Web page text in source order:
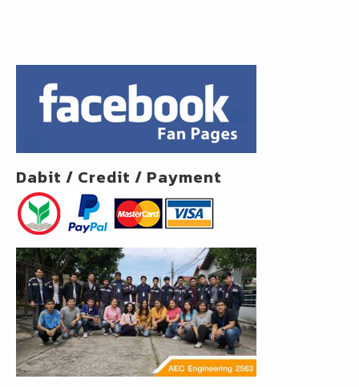
k
Dabit / Credit / Payment